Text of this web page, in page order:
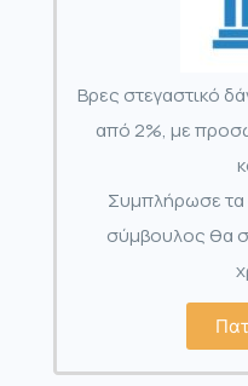
Βρες στεγαστικό
από 2%, με
Συμπλήρωσε τα
σύμβουλος θα